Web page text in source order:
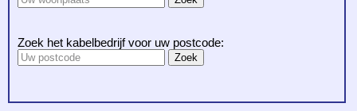
Zoek het kabelbedrijf voor uw postcode: